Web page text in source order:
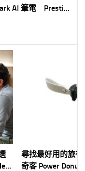
AI 筆電 Prestige
、娛樂全方位行
尋找最好用的旅行
奇客 Power Donut